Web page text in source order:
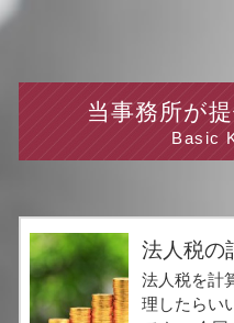
当事務所が
Basic
法人税の
法人税を計
理したらい